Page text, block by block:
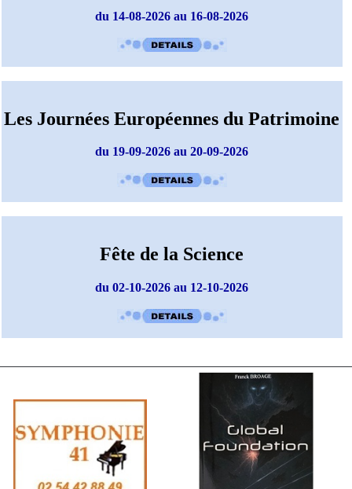
du 14-08-2026 au 16-08-2026
Les Journées Européennes du Patrimoine
du 19-09-2026 au 20-09-2026
Fête de la Science
du 02-10-2026 au 12-10-2026